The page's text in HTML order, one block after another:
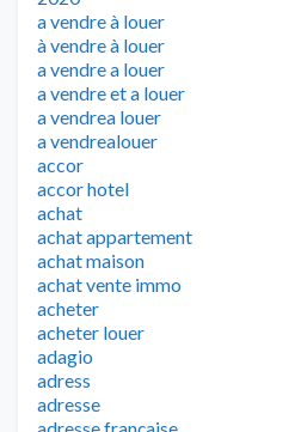
a vendre à louer
à vendre à louer
a vendre a louer
a vendre et a louer
a vendrea louer
a vendrealouer
accor
accor hotel
achat
achat appartement
achat maison
achat vente immo
acheter
acheter louer
adagio
adress
adresse